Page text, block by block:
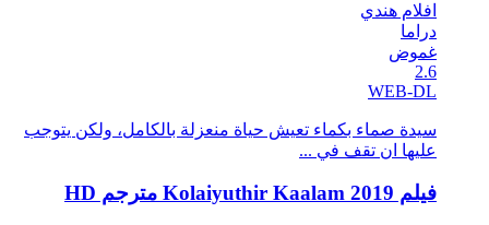
افلام هندي
دراما
غموض
2.6
WEB-DL
سيدة صماء بكماء تعيش حياة منعزلة بالكامل، ولكن يتوجب
عليها ان تقف في ...
فيلم Kolaiyuthir Kaalam 2019 مترجم HD